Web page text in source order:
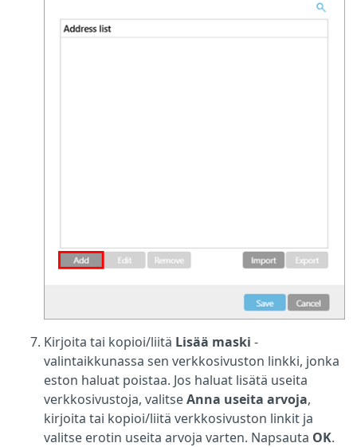
Kirjoita tai kopioi/liitä Lisää maski -
valintaikkunassa sen verkkosivuston linkki, jonka
eston haluat poistaa. Jos haluat lisätä useita
verkkosivustoja, valitseAnna useita arvoja,
kirjoita tai kopioi/liitä verkkosivuston linkit ja
valitse erotin useita arvoja varten. Napsauta OK.